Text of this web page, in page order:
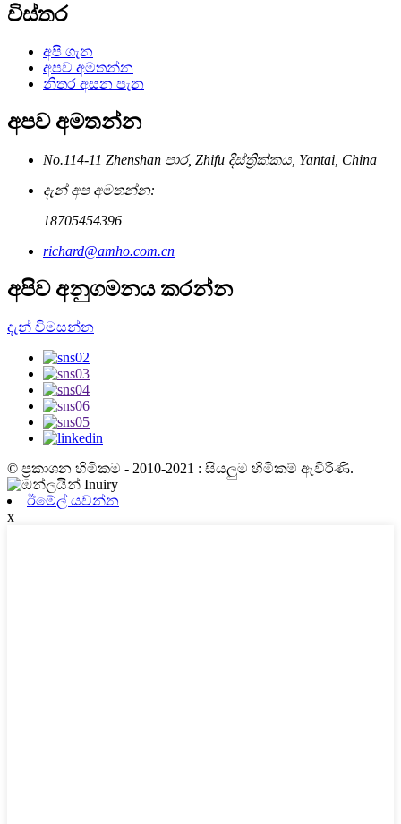
විස්තර
අපි ගැන
අපව අමතන්න
නිතර අසන පැන
අපව අමතන්න
No.114-11 Zhenshan පාර, Zhifu දිස්ත්‍රික්කය, Yantai, China
දැන් අප අමතන්න:
18705454396
richard@amho.com.cn
අපිව අනුගමනය කරන්න
දැන් විමසන්න
© ප්‍රකාශන හිමිකම - 2010-2021 : සියලුම හිමිකම් ඇවිරිණි.
ඊමේල් යවන්න
x